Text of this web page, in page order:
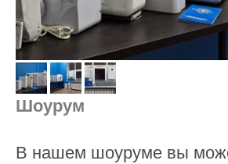
Шоурум
В нашем шоуруме вы